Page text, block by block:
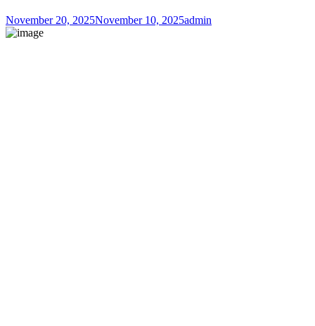
November 20, 2025November 10, 2025admin